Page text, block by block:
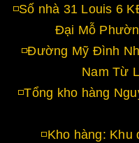
◽Số nhà 31 Louis 6
Đại Mỗ
◽Đường Mỹ Đình
Nam Từ
◽Tổng kho hàng
◽Kho hàng: